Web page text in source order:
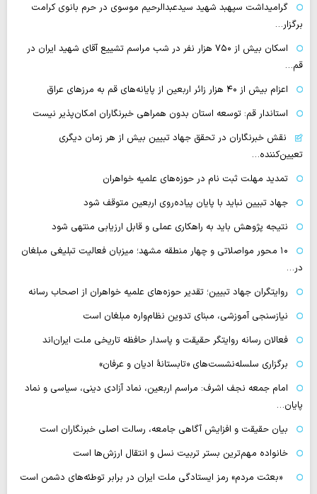
گرامیداشت سپهبد شهید سیدعبدالرحیم موسوی در حرم بانوی کرامت
برگزار…
اسکان بیش از ۷۵۰ هزار نفر در شب مراسم تشییع آقای شهید ایران در
قم…
اعزام بیش از ۴۰ هزار زائر اربعین از پایانه‌های قم به مرزهای عراق
استاندار قم: توسعه استان بدون همراهی خبرنگاران امکان‌پذیر نیست
نقش خبرنگاران در تحقق جهاد تبیین بیش از هر زمان دیگری
تعیین‌کننده…
تمدید مهلت ثبت نام در حوزه‌های علمیه خواهران
جهاد تبیین نباید با پایان پیاده‌روی اربعین متوقف شود
نتیجه پژوهش باید به راهکاری عملی و قابل ارزیابی منتهی شود
۱۰ محور مواصلاتی و چهار منطقه مشهد؛ میزبان فعالیت تبلیغی مبلغان
در…
روایتگران جهاد تبیین؛ تقدیر حوزه‌های علمیه خواهران از اصحاب رسانه
نیازسنجی آموزشی، مبنای تدوین نظام‌واره مبلغان است
فعالان رسانه‌ روایتگر حقیقت و پاسدار حافظه تاریخی ملت ایران‌اند
برگزاری سلسله‌نشست‌های «تابستانهٔ ادیان و عرفان»
امام جمعه نجف اشرف: مراسم اربعین، نماد آزادی دینی، سیاسی و نماد
پایان…
بیان حقیقت و افزایش آگاهی جامعه، رسالت اصلی خبرنگاران است
خانواده مهم‌ترین بستر تربیت نسل و انتقال ارزش‌ها است
«بعثت مردم» رمز ایستادگی ملت ایران در برابر توطئه‌های دشمن است